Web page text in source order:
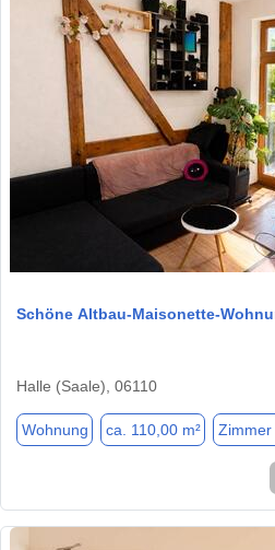
Schöne Altbau-Maisonette-
Halle (Saale), 06110
Wohnung ca. 110,00 m² Zimmer